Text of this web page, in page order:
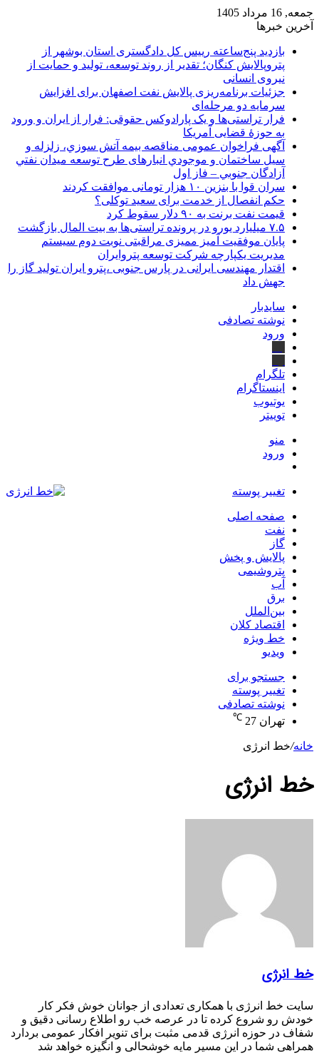
جمعه, 16 مرداد 1405
آخرین خبرها
بازدید پنج‌ساعته رییس کل دادگستری استان بوشهر از
پتروپالایش کنگان؛ تقدیر از روند توسعه، تولید و حمایت از
نیروی انسانی
جزئیات برنامه‌ریزی پالایش نفت اصفهان برای افزایش
سرمایه دو مرحله‌ای
فرار تراستی‌ها و یک پارادوکس حقوقی: فرار از ایران و ورود
به حوزۀ قضایی آمریکا
آگهی فراخوان عمومی مناقصه بيمه آتش سوزي، زلزله و
سیل ساختمان و موجودي انبارهای طرح توسعه ميدان نفتي
آزادگان جنوبي – فاز اول
سران قوا با بنزین ۱۰ هزار تومانی موافقت کردند
حکم انفصال از خدمت برای سعید توکلی؟
قیمت نفت برنت به ۹۰ دلار سقوط کرد
۷.۵ میلیارد یورو در پرونده تراستی‌ها به بیت المال بازگشت
پایان موفقیت آمیز ممیزی مراقبتی نوبت دوم سیستم
مدیریت یکپارچه شرکت توسعه پتروایران
اقتدار مهندسی ایرانی در پارس جنوبی ،پترو ایران تولید گاز را
جهش داد
سایدبار
نوشته تصادفی
ورود
تلگرام
اینستاگرام
یوتیوب
توییتر
منو
ورود
تغییر پوسته
صفحه اصلی
نفت
گاز
پالایش و پخش
پتروشیمی
آب
برق
بین‌الملل
اقتصاد کلان
خط ویژه
ویدیو
جستجو برای
تغییر پوسته
نوشته تصادفی
تهران 27
℃
خانه/خط انرژی
خط انرژی
خط انرژی
سایت خط انرژی با همکاری تعدادی از جوانان خوش فکر کار
خودش رو شروع کرده تا در عرصه خب رو اطلاع رسانی دقیق و
شفاف در حوزه انرژی قدمی مثبت برای تنویر افکار عمومی بردارد
همراهی شما در این مسیر مایه خوشحالی و انگیزه خواهد شد